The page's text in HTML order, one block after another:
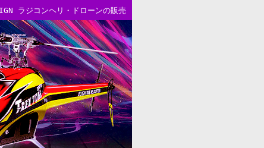
ラジコンヘリ・ドローンの販売